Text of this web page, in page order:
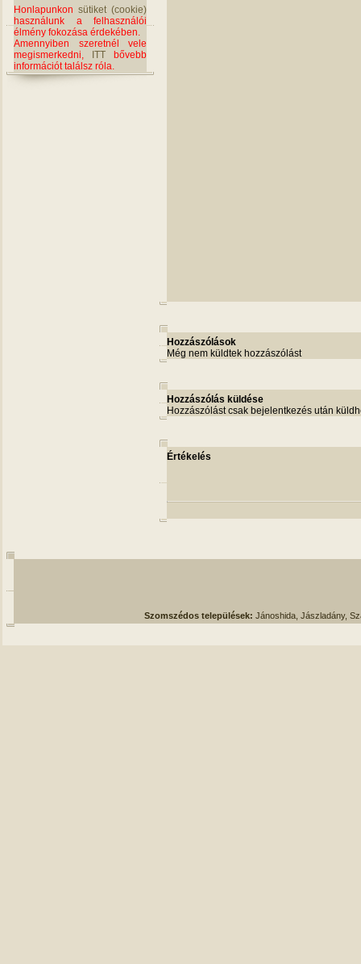
Honlapunkon sütiket (cookie)
használunk a felhasználói
élmény fokozása érdekében.
Amennyiben szeretnél vele
megismerkedni,
ITT bővebb
információt találsz róla.
Hozzászólások
Még nem küldtek hozzászólást
Hozzászólás küldése
Hozzászólást csak bejelentkezés után
Értékelés
Szomszédos települések: Jánoshida, Jászladány,